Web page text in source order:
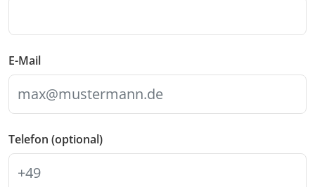
E-Mail
Telefon (optional)